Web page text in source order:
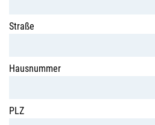
Straße
Hausnummer
PLZ